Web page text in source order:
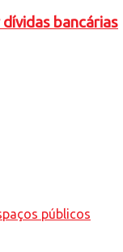
bancárias